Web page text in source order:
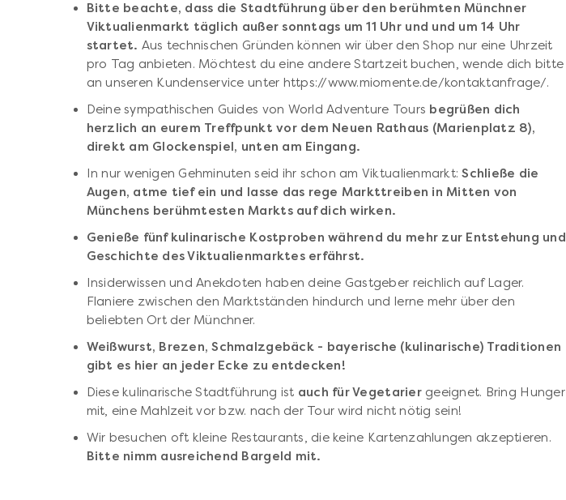
Bitte beachte, dass die Stadtführung über den berühmten Münchner
Viktualienmarkt täglich außer sonntags um 11 Uhr und und um 14 Uhr
startet. Aus technischen Gründen können wir über den Shop nur eine Uhrzeit
pro Tag anbieten. Möchtest du eine andere Startzeit buchen, wende dich bitte
an unseren Kundenservice unter https://www.miomente.de/kontaktanfrage/.
Deine sympathischen Guides von World Adventure Tours begrüßen dich
herzlich an eurem Treffpunkt vor dem Neuen Rathaus (Marienplatz 8),
direkt am Glockenspiel, unten am Eingang.
In nur wenigen Gehminuten seid ihr schon am Viktualienmarkt:Schließe die
Augen, atme tief ein und lasse das rege Markttreiben in Mitten von
Münchens berühmtesten Markts auf dich wirken.
Genieße fünf kulinarische Kostproben während du mehr zur Entstehung und
Geschichte des Viktualienmarktes erfährst.
Insiderwissen und Anekdoten haben deine Gastgeber reichlich auf Lager.
Flaniere zwischen den Marktständen hindurch und lerne mehr über den
beliebten Ort der Münchner.
Weißwurst, Brezen, Schmalzgebäck - bayerische (kulinarische) Traditionen
gibt es hier an jeder Ecke zu entdecken!
Diese kulinarische Stadtführung ist auch für Vegetariergeeignet. Bring Hunger
mit, eine Mahlzeit vor bzw. nach der Tour wird nicht nötig sein!
Wir besuchen oft kleine Restaurants, die keine Kartenzahlungen akzeptieren.
Bitte nimm ausreichend Bargeld mit.